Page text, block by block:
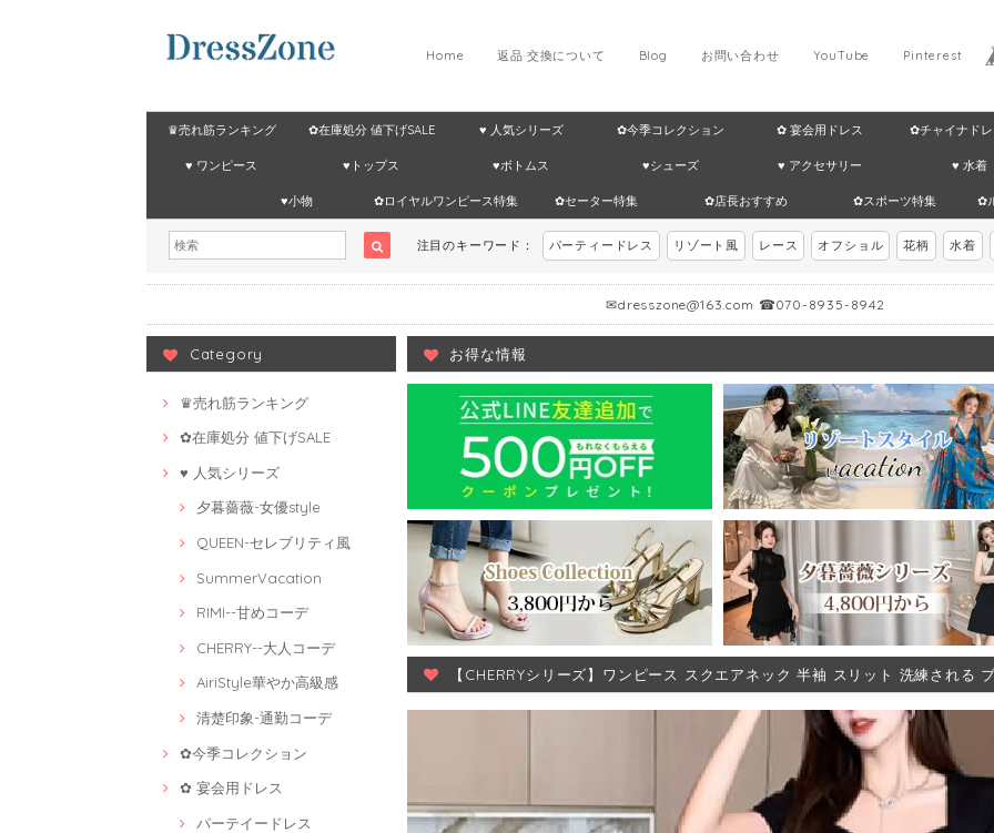
Pinterest
YouTube
お問い合わせ
Blog
返品·交換について
Home
♛売れ筋ランキング ✿在庫処分 値下げSALE ♥ 人気シリーズ ✿今季コレクション ✿ 宴会用ドレス ✿チャイナド
♥ ワンピース ♥トップス ♥ボトムス ♥シューズ ♥ アクセサリー ♥ 水着
♥小物 ✿ロイヤルワンピース特集 ✿セーター特集 ✿店長おすすめ ✿スポーツ特集 ✿
注目のキーワード： パーティードレス リゾート風 レース オフショル 花柄 水着
✉dresszone@163.com ☎070-8935-8942
Category
♛売れ筋ランキング
✿在庫処分 値下げSALE
♥ 人気シリーズ
夕暮薔薇-女優style
QUEEN-セレブリティ風
SummerVacation
RIMI--甘めコーデ
CHERRY--大人コーデ
AiriStyle華やか高級感
清楚印象-通勤コーデ
✿今季コレクション
✿ 宴会用ドレス
パーテイードレス
お得な情報
【CHERRYシリーズ】ワンピース スクエアネック 半袖 スリット 洗練される